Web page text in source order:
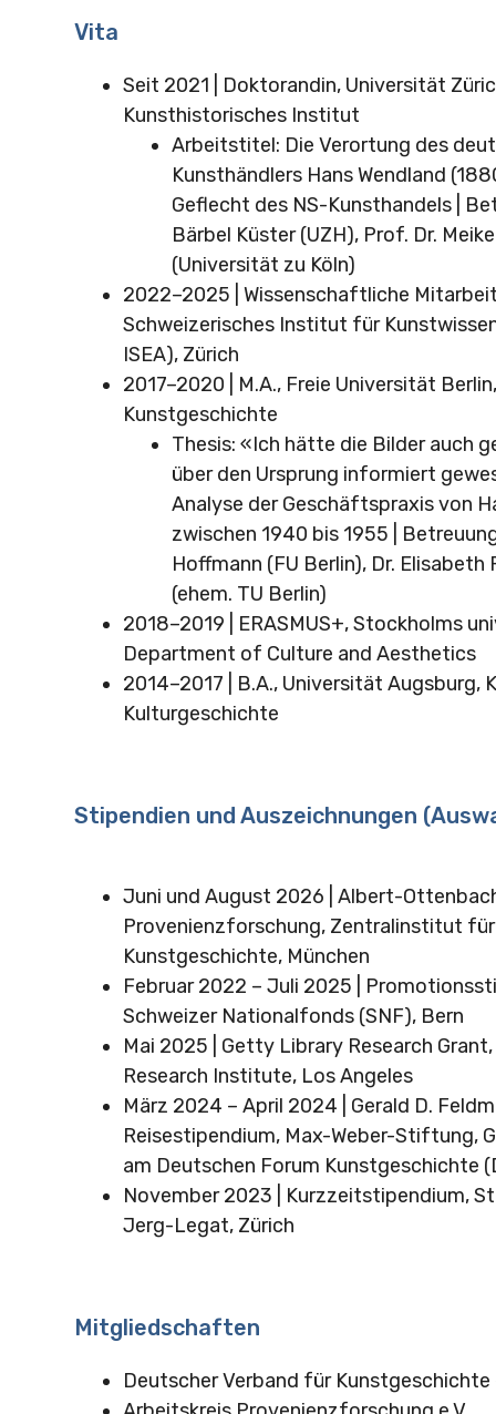
Vita
Seit 2021 | Doktorandin, Universität
Kunsthistorisches Institut
Arbeitstitel: Die Verortung des
Kunsthändlers Hans Wendland
Geflecht des NS-Kunsthandels |
Bärbel Küster (UZH), Prof. Dr.
(Universität zu Köln)
2022–2025 | Wissenschaftliche
Schweizerisches Institut für
ISEA), Zürich
2017–2020 | M.A., Freie Universität
Kunstgeschichte
Thesis: «Ich hätte die Bilder auch
über den Ursprung informiert
Analyse der Geschäftspraxis von
zwischen 1940 bis 1955 |
Hoffmann (FU Berlin), Dr. Elisabeth
(ehem. TU Berlin)
2018–2019 | ERASMUS+, Stockholms
Department of Culture and Aesthetics
2014–2017 | B.A., Universität Augsburg,
Kulturgeschichte
Stipendien und Auszeichnungen
Juni und August 2026 | Albert-
Provenienzforschung, Zentralinstitut für
Kunstgeschichte, München
Februar 2022 – Juli 2025 |
Schweizer Nationalfonds (SNF), Bern
Mai 2025 | Getty Library Research
Research Institute, Los Angeles
März 2024 – April 2024 | Gerald D.
Reisestipendium, Max-Weber-Stiftung,
am Deutschen Forum Kunstgeschichte
November 2023 | Kurzzeitstipendium,
Jerg-Legat, Zürich
Mitgliedschaften
Deutscher Verband für Kunstgeschichte